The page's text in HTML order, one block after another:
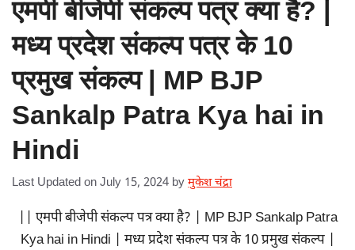
एमपी बीजेपी संकल्प पत्र क्या है? |
मध्य प्रदेश संकल्प पत्र के 10
प्रमुख संकल्प | MP BJP
Sankalp Patra Kya hai in
Hindi
Last Updated on July 15, 2024 by मुकेश चंद्रा
|| एमपी बीजेपी संकल्प पत्र क्या है? | MP BJP Sankalp Patra
Kya hai in Hindi | मध्य प्रदेश संकल्प पत्र के 10 प्रमुख संकल्प |